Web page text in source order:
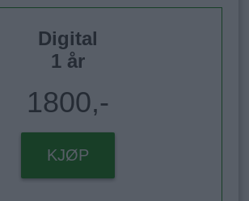
Digital
1 år
1800,-
KJØP